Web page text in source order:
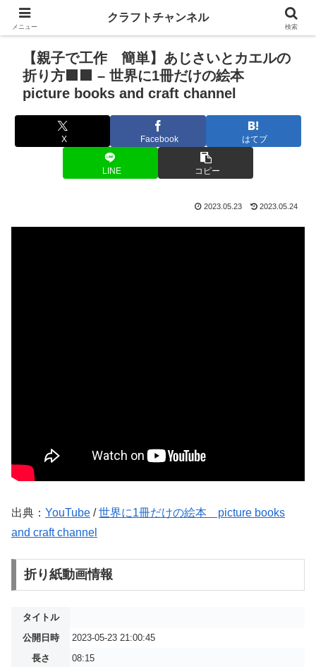
【親子で工作 簡単】あじさいとカエルの
折り方🟪🟩 – 世界に1冊だけの絵本
picture books and craft channel
X Facebook はてブ
LINE コピー
2023.05.23 2023.05.24
出典： YouTube /世界に1冊だけの絵本 picture books
and craft channel
折り紙動画情報
タイトル
公開日時
2023-05-23 21:00:45
長さ
08:15
メニュー
クラフトチャンネル
検索